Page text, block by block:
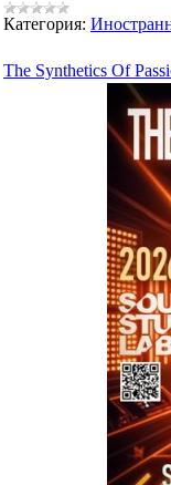
Категория:
The Synthetics Of